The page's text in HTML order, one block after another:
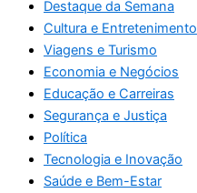
Destaque da Semana
Cultura e Entretenimento
Viagens e Turismo
Economia e Negócios
Educação e Carreiras
Segurança e Justiça
Política
Tecnologia e Inovação
Saúde e Bem-Estar